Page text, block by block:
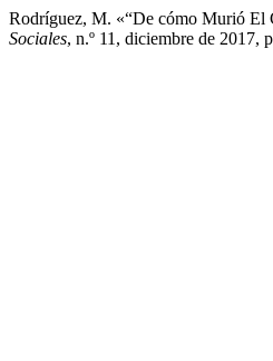
Rodríguez, M. «“De cómo Murió El
Sociales, n.º 11, diciembre de 2017,